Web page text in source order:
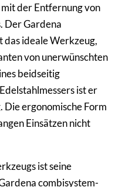
der Entfernung von
Der Gardena
ideale Werkzeug,
von unerwünschten
beidseitig
ist er
ergonomische Form
Einsätzen nicht
ist seine
combisystem-